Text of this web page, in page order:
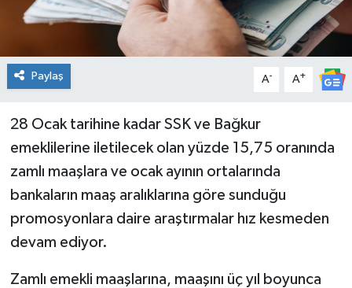
Paylaş A- A+
28 Ocak tarihine kadar SSK ve Bağkur
emeklilerine iletilecek olan yüzde 15,75 oranında
zamlı maaşlara ve ocak ayının ortalarında
bankaların maaş aralıklarına göre sunduğu
promosyonlara daire araştırmalar hız kesmeden
devam ediyor.
Zamlı emekli maaşlarına, maaşını üç yıl boyunca